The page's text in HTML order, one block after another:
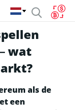
wat
als de
een